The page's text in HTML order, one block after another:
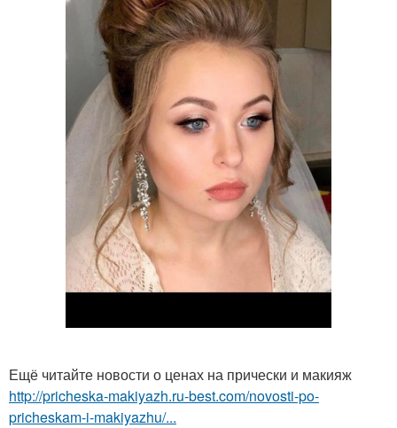
Ещё читайте новости о ценах на прически и макияж
http://pricheska-makiyazh.ru-best.com/novosti-po-
pricheskam-i-makiyazhu/...